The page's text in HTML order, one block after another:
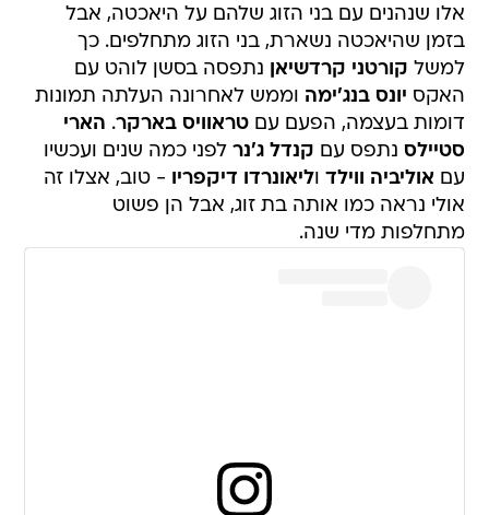
אלו שנהנים עם בני הזוג שלהם על היאכטה, אבל
בזמן שהיאכטה נשארת, בני הזוג מתחלפים. כך
למשל קורטני קרדשיאן נתפסה בסשן לוהט עם
האקס יונס בנג'ימה וממש לאחרונה העלתה תמונות
דומות בעצמה, הפעם עםטראוויס בארקר. הארי
סטיילס נתפס עם קנדל ג'נר לפני כמה שנים ועכשיו
עם אוליביה ווילד וליאונרדו דיקפריו - טוב, אצלו זה
אולי נראה כמו אותה בת זוג, אבל הן פשוט
מתחלפות מדי שנה.